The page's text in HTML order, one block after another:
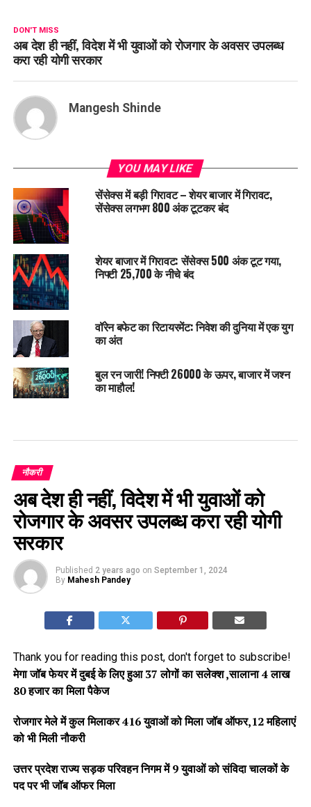
DON'T MISS
अब देश ही नहीं, विदेश में भी युवाओं को रोजगार के अवसर उपलब्ध
करा रही योगी सरकार
Mangesh Shinde
YOU MAY LIKE
सेंसेक्स में बड़ी गिरावट – शेयर बाजार में गिरावट,
सेंसेक्स लगभग 800 अंक टूटकर बंद
शेयर बाजार में गिरावट: सेंसेक्स 500 अंक टूट गया,
निफ्टी 25,700 के नीचे बंद
वॉरेन बफेट का रिटायरमेंट: निवेश की दुनिया में एक युग
का अंत
बुल रन जारी! निफ्टी 26000 के ऊपर, बाजार में जश्न
का माहौल!
नौकरी
अब देश ही नहीं, विदेश में भी युवाओं को
रोजगार के अवसर उपलब्ध करा रही योगी
सरकार
Published 2 years ago on September 1, 2024
By Mahesh Pandey
Thank you for reading this post, don't forget to subscribe!
मेगा जॉब फेयर में दुबई के लिए हुआ 37 लोगों का सलेक्श ,सालाना 4 लाख
80 हजार का मिला पैकेज
रोजगार मेले में कुल मिलाकर 416 युवाओं को मिला जॉब ऑफर,12 महिलाएं
को भी मिली नौकरी
उत्तर प्रदेश राज्य सड़क परिवहन निगम में 9 युवाओं को संविदा चालकों के
पद पर भी जॉब ऑफर मिला